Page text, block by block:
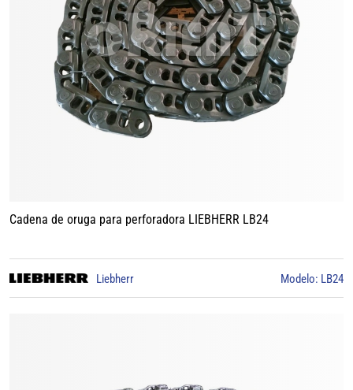
Cadena de oruga para perforadora LIEBHERR LB24
Liebherr Modelo: LB24